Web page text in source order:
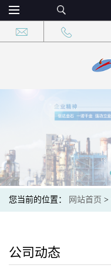
您当前的位置： 网站首页 >
公司动态